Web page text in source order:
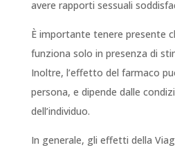
avere rapporti sessuali
È importante tenere presente
funziona solo in presenza di
Inoltre, l’effetto del farmaco
persona, e dipende dalle
dell’individuo.
In generale, gli effetti della